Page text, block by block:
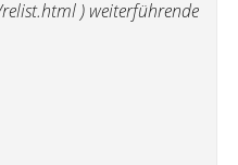
) weiterführende